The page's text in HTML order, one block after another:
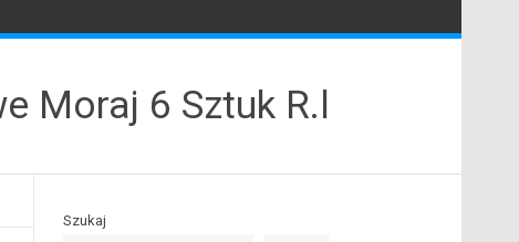
Moraj 6 Sztuk R.l
Szukaj